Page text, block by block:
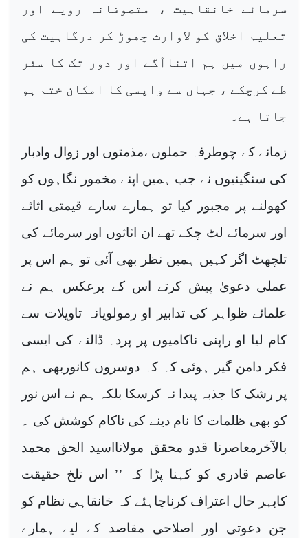
سرمائے خانقاہیت ، متصوفانہ رویے اور
تعلیم اخلاق کو لاوارث چھوڑ کر درگاہیت کی
راہوں میں ہم اتناآگے اور دور تک کا سفر
طے کرچکے ، جہاں سے واپسی کا امکان ختم ہو
جاتا ہے۔
زمانے کے چوطرفہ حملوں ،مذمتوں اور زوال وادبار
کی سنگینیوں نے جب ہمیں اپنے مخمور نگاہوں کو
کھولنے پر مجبور کیا تو ہمارے سارے قیمتی اثاثے
اور سرمائے لٹ چکے تھے ان اثاثوں اور سرمائے کی
تلچھٹ اگر کہیں ہمیں نظر بھی آئی تو ہم اس پر
عملی دعویٰ پیش کرتے اس کے برعکس ہم نے
علمائے ظواہر کی تدابیر او رمولویانہ تاویلات سے
کام لیا او راپنی ناکامیوں پر پردہ ڈالنے کی ایسی
فکر دامن گیر ہوئی کہ کہ دوسروں کانوربھی ہم
پر رشک کا جذبہ پیدا نہ کرسکا بلکہ ہم نے اس نور
کو بھی ظلمات کا نام دینے کی ناکام کوشش کی ۔
بالآخرمعاصرنا قدو محقق مولانااسید الحق محمد
عاصم قادری کو کہنا پڑا کہ ’’ اس تلخ حقیقت
کابہر حال اعتراف کرناچاہئے کہ خانقاہی نظام کو
جن دعوتی اور اصلاحی مقاصد کے لیے ہمارے